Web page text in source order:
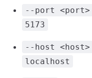
--port <port>
5173
--host <host>
localhost